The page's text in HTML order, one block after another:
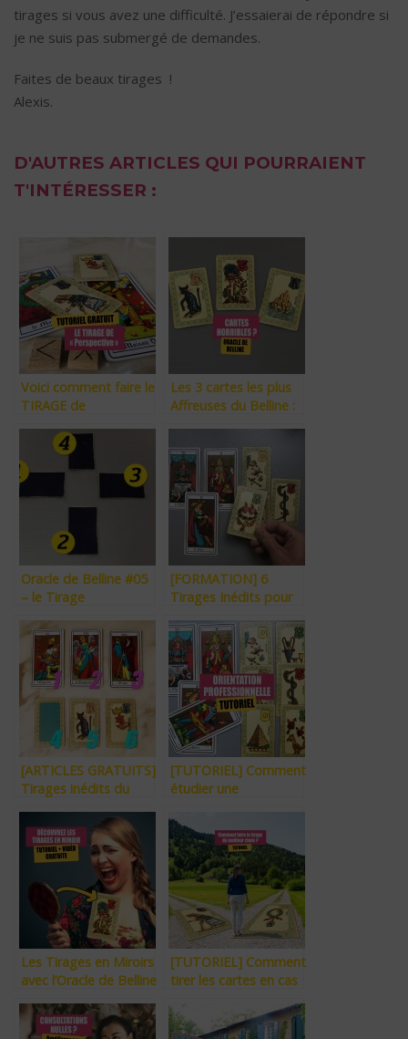
tirages si vous avez une difficulté. J’essaierai de répondre si
je ne suis pas submergé de demandes.
Faites de beaux tirages !
Alexis.
D'AUTRES ARTICLES QUI POURRAIENT
T'INTÉRESSER :
Voici comment faire le
TIRAGE de
exemples réalisés
avec le Belline, les
Runes et le Tarot)
Les 3 cartes les plus
Affreuses du Belline :
Oracle de Belline #05
– le Tirage
[FORMATION] 6
Tirages Inédits pour
Comprendre et
Anticiper.
[ARTICLES GRATUITS]
Tirages inédits du
aussi “Faut-il faire tirer
ses cartes ?”, “Le libre-
arbitre existe-t-il ?”,
“La voyance est-elle
un don ?”.
[TUTORIEL] Comment
étudier une
professionnelle avec
quelques cartes ?
(Tarot, Oracles…)
Les Tirages en Miroirs
avec l’Oracle de Belline
[TUTORIEL] Comment
tirer les cartes en cas